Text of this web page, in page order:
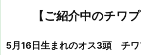
【ご紹介中のチワプ
5月16日生まれのオス3頭 チワ